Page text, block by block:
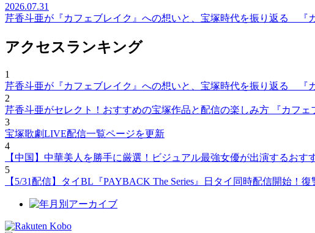
2026.07.31
芹香斗亜が『カフェブレイク』への想いと、宝塚時代を振り返る 『
アクセスランキング
1
芹香斗亜が『カフェブレイク』への想いと、宝塚時代を振り返る 『
2
芹香斗亜がセレクト！おすすめの宝塚作品と配信の楽しみ方 『カフ
3
宝塚歌劇LIVE配信一覧ページを更新
4
【中国】中華美人を勝手に厳選！ビジュアル最強女優が出演するおす
5
【5/31配信】タイBL『PAYBACK The Series』日タイ同時配信開始！